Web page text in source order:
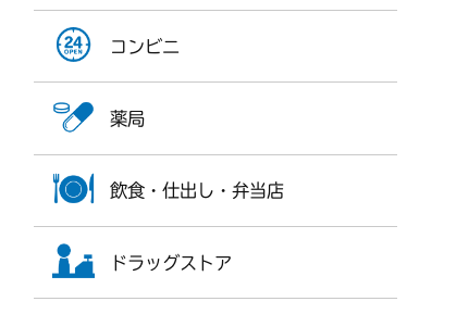
コンビニ
薬局
飲食・仕出し・弁当店
ドラッグストア